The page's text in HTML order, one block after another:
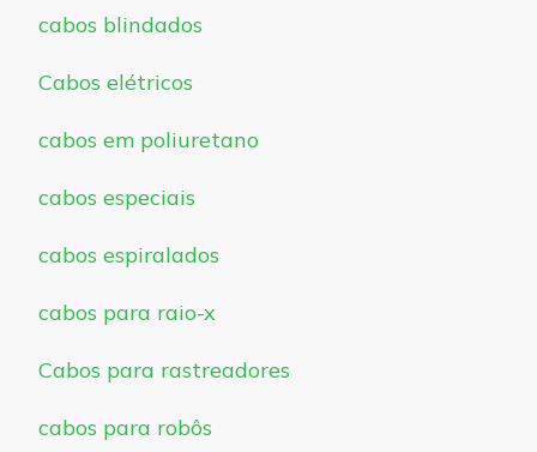
cabos blindados
Cabos elétricos
cabos em poliuretano
cabos especiais
cabos espiralados
cabos para raio-x
Cabos para rastreadores
cabos para robôs